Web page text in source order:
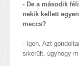
- De a második
nekik kellett
meccs?
- Igen. Azt
sikerült, úgyhogy